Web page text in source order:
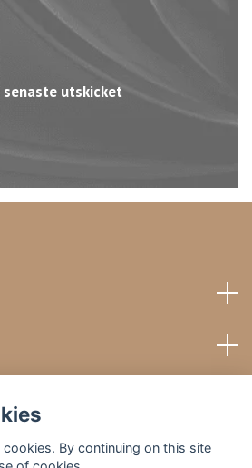
senaste utskicket
cookies. By continuing on this site